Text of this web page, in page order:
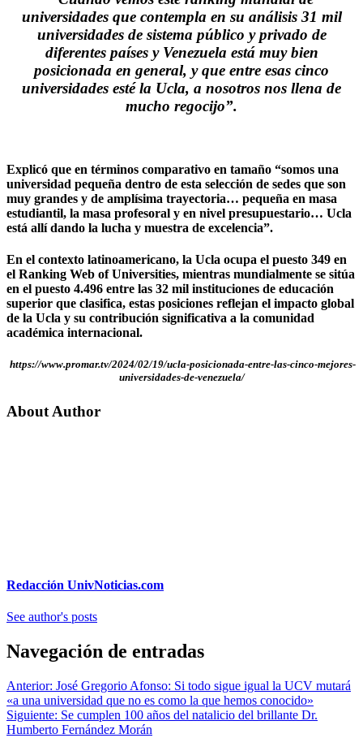
universidades que contempla en su análisis 31 mil
universidades de sistema público y privado de
diferentes países y Venezuela está muy bien
posicionada en general, y que entre esas cinco
universidades esté la Ucla, a nosotros nos llena de
mucho regocijo”.
Explicó que en términos comparativo en tamaño “somos una
universidad pequeña dentro de esta selección de sedes que son
muy grandes y de amplísima trayectoria… pequeña en masa
estudiantil, la masa profesoral y en nivel presupuestario… Ucla
está allí dando la lucha y muestra de excelencia”.
En el contexto latinoamericano, la Ucla ocupa el puesto 349 en
el Ranking Web of Universities, mientras mundialmente se sitúa
en el puesto 4.496 entre las 32 mil instituciones de educación
superior que clasifica, estas posiciones reflejan el impacto global
de la Ucla y su contribución significativa a la comunidad
académica internacional.
https://www.promar.tv/2024/02/19/ucla-posicionada-entre-las-cinco-mejores-
universidades-de-venezuela/
About Author
Redacción UnivNoticias.com
See author's posts
Navegación de entradas
Anterior: José Gregorio Afonso: Si todo sigue igual la UCV mutará
«a una universidad que no es como la que hemos conocido»
Siguiente: Se cumplen 100 años del natalicio del brillante Dr.
Humberto Fernández Morán